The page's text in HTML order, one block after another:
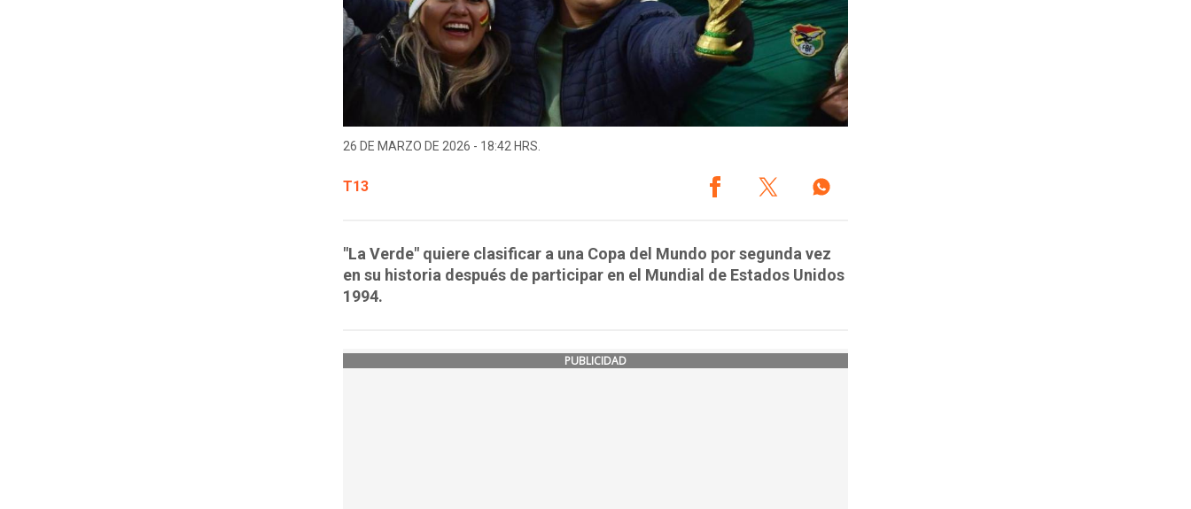
26 DE MARZO DE 2026 - 18:42 HRS.
T13
"La Verde" quiere clasificar a una Copa del Mundo por segunda vez
en su historia después de participar en el Mundial de Estados Unidos
1994.
PUBLICIDAD